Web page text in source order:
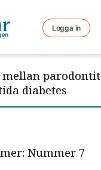
Logga in
mellan parodontit
diabetes
Nummer 7